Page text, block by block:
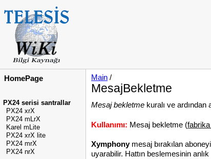
HomePage
PX24 serisi santrallar
PX24 xrX
PX24 mLrX
Karel mLite
PX24 xrX lite
PX24 mrX
PX24 nrX
Main /
MesajBekletme
Mesaj bekletme kuralı ve
Kullanımı: Mesaj bekletme (
Xymphonymesaj bırakılan
uyarabilir. Hattın beslemesinin